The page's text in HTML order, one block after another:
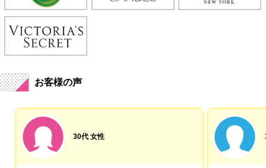
お客様の声
30代 女性